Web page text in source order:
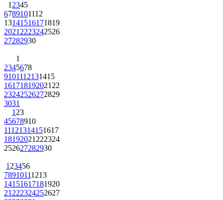
7 8910
1314151617
20212223242526
2728 2930
5
910111213
16171819202122
232425262728 29
3031
12
6 78
1112131415
18192021222324
25262728 2930
7891011
141516171819
21222324252627
28 293031